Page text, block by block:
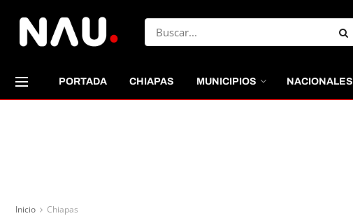
PORTADA CHIAPAS MUNICIPIOS NACIONALES
Inicio Chiapas